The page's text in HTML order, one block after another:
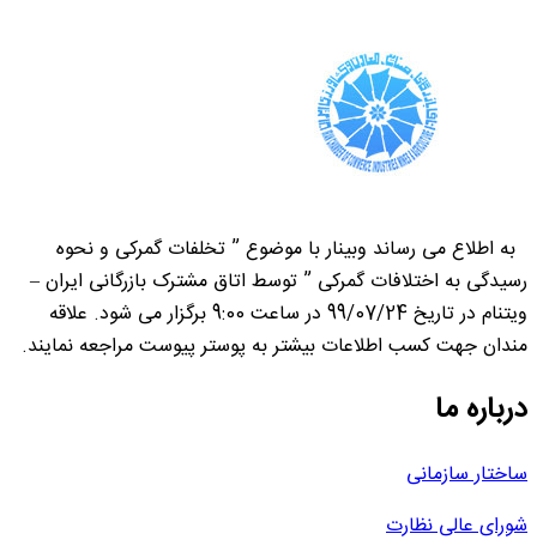
به اطلاع می رساند وبینار با موضوع ” تخلفات گمرکی و نحوه
رسیدگی به اختلافات گمرکی ” توسط اتاق مشترک بازرگانی ایران –
ویتنام در تاریخ 99/07/24 در ساعت 9:00 برگزار می شود. علاقه
مندان جهت کسب اطلاعات بیشتر به پوستر پیوست مراجعه نمایند.
درباره ما
ساختار سازمانی
شورای عالی نظارت